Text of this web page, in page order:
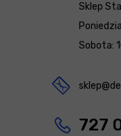
Sklep
Sobota:
727